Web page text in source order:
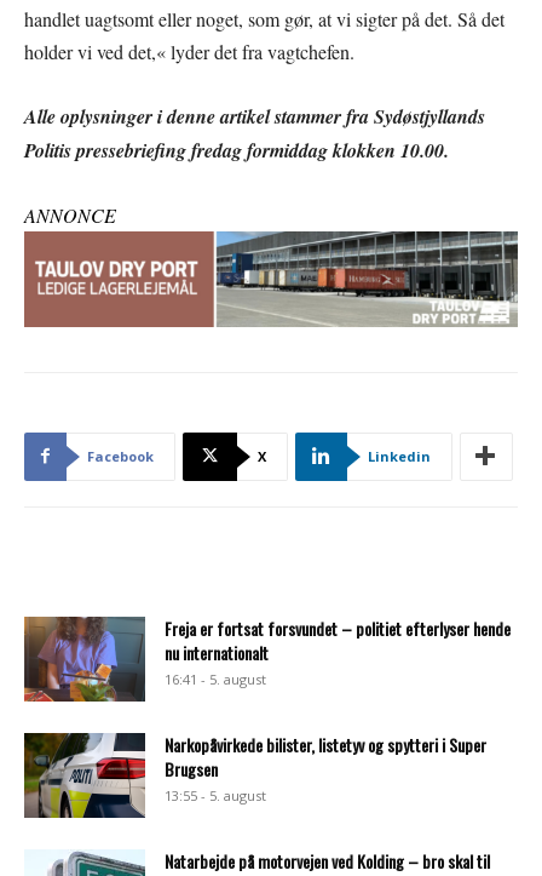
handlet uagtsomt eller noget, som gør, at vi sigter på det. Så det
holder vi ved det,« lyder det fra vagtchefen.
Alle oplysninger i denne artikel stammer fra Sydøstjyllands
Politis pressebriefing fredag formiddag klokken 10.00.
ANNONCE
Facebook X Linkedin
Freja er fortsat forsvundet – politiet efterlyser hende
nu internationalt
16:41 - 5. august
Narkopåvirkede bilister, listetyv og spytteri i Super
Brugsen
13:55 - 5. august
Natarbejde på motorvejen ved Kolding – bro skal til